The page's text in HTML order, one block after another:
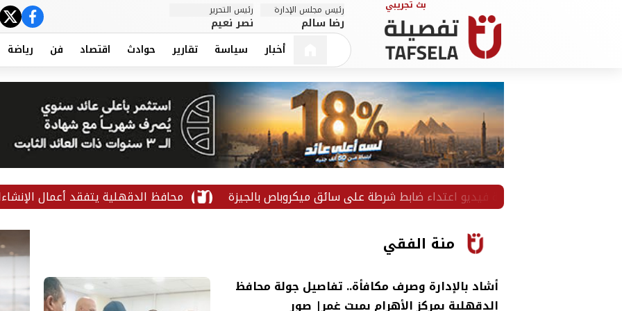
رئيس مجلس الإدارة
رضا سالم
رئيس التحرير
نصر نعيم
أخبار سياسة تقارير حوادث اقتصاد فن رياضة
محافظ الدقهلية يتفقد أعمال الإنشاءات النهائية حقيقة فيديو اعتداء ضابط شرطة على سائق ميكروباص بالجيزة
منة الفقي
أشاد بالإدارة وصرف مكافأة.. تفاصيل جولة محافظ
الدقهلية بمركز الأهرام بميت غمر| صور